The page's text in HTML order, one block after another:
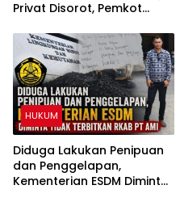
Privat Disorot, Pemkot
Perizinan Rumah Pijat Utami
HUKUM
Diduga Lakukan Penipuan
dan Penggelapan,
Kementerian ESDM Diminta